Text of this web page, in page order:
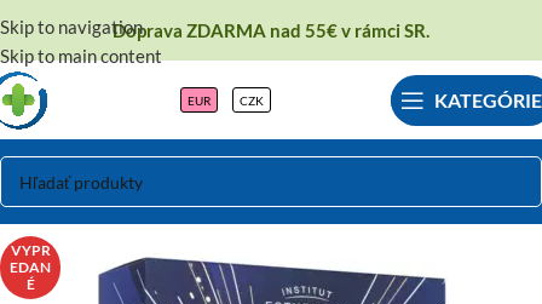
Skip to navigation
Skip to main content
Doprava ZDARMA nad 55€ v rámci SR.
EUR CZK KATEGÓRIE
VYPR
EDAN
É